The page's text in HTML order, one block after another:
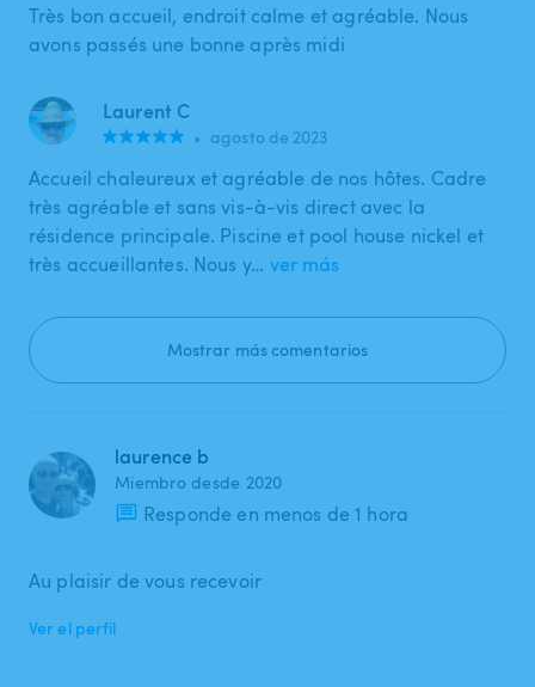
Très bon accueil, endroit calme et agréable. Nous
avons passés une bonne après midi
Laurent C
• agosto de 2023
Accueil chaleureux et agréable de nos hôtes. Cadre
très agréable et sans vis-à-vis direct avec la
résidence principale. Piscine et pool house nickel et
très accueillantes. Nous y… ver más
Mostrar más comentarios
laurence b
Miembro desde 2020
Responde en menos de 1 hora
Au plaisir de vous recevoir
Ver el perfil